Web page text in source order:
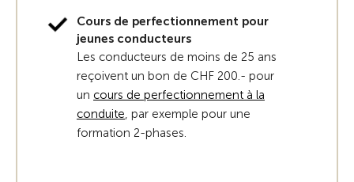
Cours de perfectionnement pour
jeunes conducteurs
Les conducteurs de moins de 25 ans
reçoivent un bon de CHF 200.- pour
un cours de perfectionnement à la
conduite, par exemple pour une
formation 2-phases.